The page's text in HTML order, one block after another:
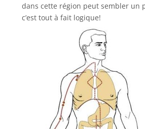
dans cette région peut sembler un
c’est tout à fait logique!